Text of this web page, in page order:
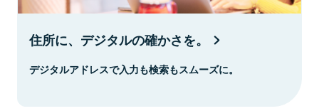
住所に、デジタルの確かさを。
デジタルアドレスで入力も検索もスムーズに。